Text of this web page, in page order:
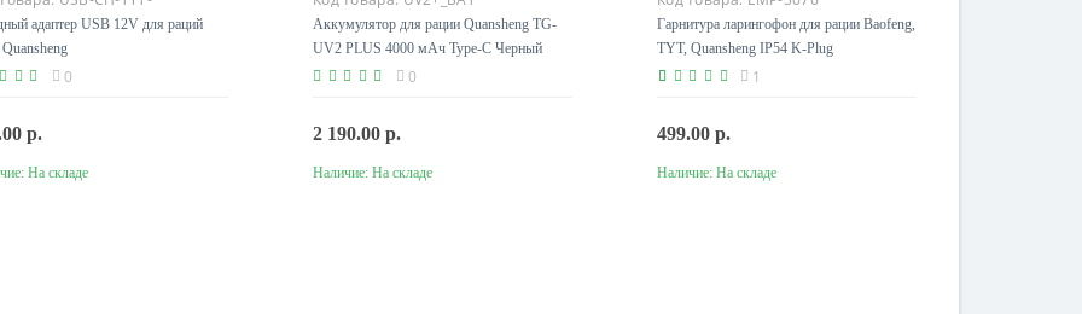
адаптер USB 12V для раций
0
р.
В корзину
На складе
Аккумулятор для рации Quansheng TG-
UV2 PLUS 4000 мАч Type-C Черный
0
2 190.00 р.
В корзину
Наличие: На складе
Гарнитура ларингофон для рации Baofeng,
TYT, Quansheng IP54 K-Plug
1
499.00 р.
В корзину
Наличие: На складе